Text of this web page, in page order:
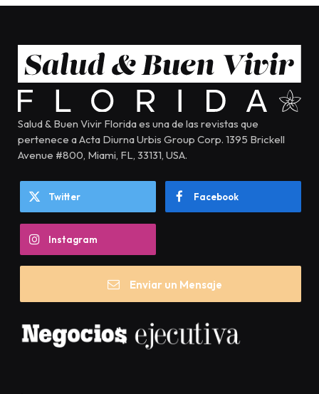
Salud & Buen Vivir Florida es una de las revistas que
pertenece a Acta Diurna Urbis Group Corp. 1395 Brickell
Avenue #800, Miami, FL, 33131, USA.
Twitter Facebook
Instagram
Enviar un Mensaje